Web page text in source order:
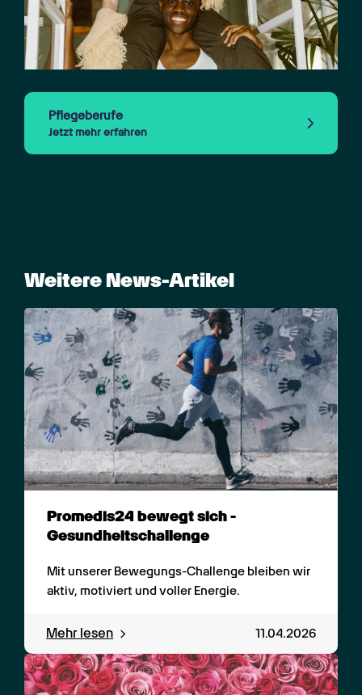
Pflegeberufe
Jetzt mehr erfahren
Weitere News-Artikel
Promedis24 bewegt sich -
Gesundheitschallenge
Mit unserer Bewegungs-Challenge bleiben wir
aktiv, motiviert und voller Energie.
Mehr lesen 11.04.2026